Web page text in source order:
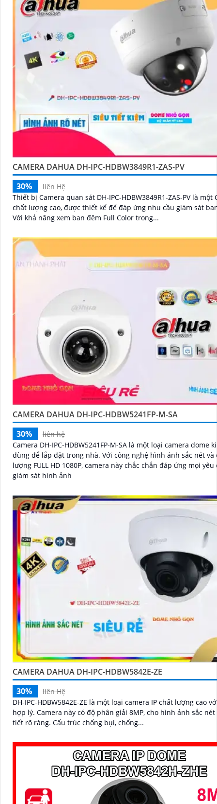
CAMERA DAHUA DH-IPC-HDBW3849R1-ZAS-PV
30%
liên Hệ
Thiết bị Camera quan sát DH-IPC-HDBW3849R1-ZAS-PV là một
chất lượng cao, được thiết kế để đáp ứng nhu cầu giám sát
Với khả năng xem ban đêm Full Color trong...
CAMERA DAHUA DH-IPC-HDBW5241FP-M-SA
30%
liên hệ
Camera DH-IPC-HDBW5241FP-M-SA là một loại camera dome
dùng để lắp đặt trong nhà. Với công nghệ hình ảnh sắc nét và chất
lượng FULL HD 1080P, camera này chắc chắn đáp ứng mọi yêu
giám sát hình ảnh
CAMERA DAHUA DH-IPC-HDBW5842E-ZE
30%
liên Hệ
DH-IPC-HDBW5842E-ZE là một loại camera IP chất lượng cao
hợp lý. Camera này có độ phân giải 8MP, cho hình ảnh sắc nét và chi
tiết rõ ràng. Cấu trúc chống bụi, chống...